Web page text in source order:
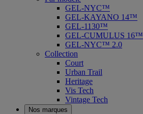
GEL-NYC™
GEL-KAYANO 14™
GEL-1130™
GEL-CUMULUS 16™
GEL-NYC™ 2.0
Collection
Court
Urban Trail
Heritage
Vis Tech
Vintage Tech
Nos marques